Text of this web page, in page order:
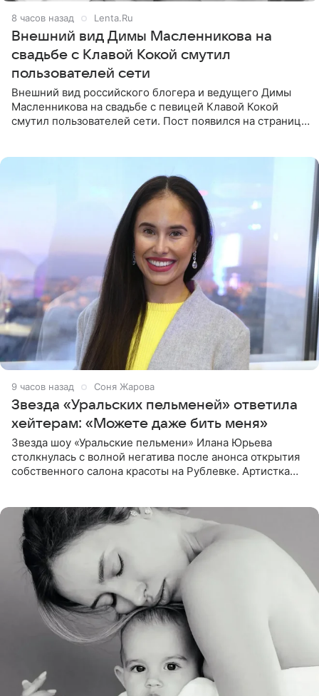
8 часов назад Lenta.Ru
Внешний вид Димы Масленникова на
свадьбе с Клавой Кокой смутил
пользователей сети
Внешний вид российского блогера и ведущего Димы
Масленникова на свадьбе с певицей Клавой Кокой
смутил пользователей сети. Пост появился на странице
9 часов назад Соня Жарова
Звезда «Уральских пельменей» ответила
хейтерам: «Можете даже бить меня»
Звезда шоу «Уральские пельмени» Илана Юрьева
столкнулась с волной негатива после анонса открытия
собственного салона красоты на Рублевке. Артистка